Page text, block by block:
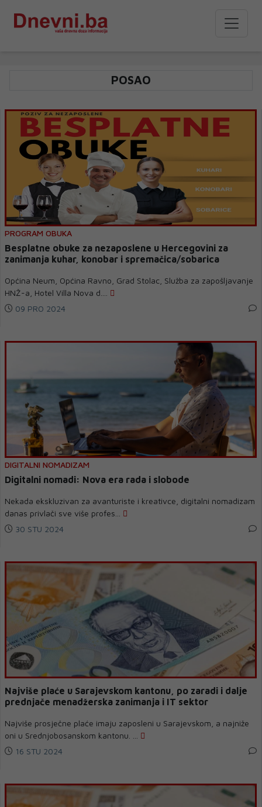
POSAO
PROGRAM OBUKA
Besplatne obuke za nezaposlene u Hercegovini za
zanimanja kuhar, konobar i spremačica/sobarica
Općina Neum, Općina Ravno, Grad Stolac, Služba za zapošljavanje
HNŽ-a, Hotel Villa Nova d....
09 PRO 2024
DIGITALNI NOMADIZAM
Digitalni nomadi: Nova era rada i slobode
Nekada ekskluzivan za avanturiste i kreativce, digitalni nomadizam
danas privlači sve više profes...
30 STU 2024
Najviše plaće u Sarajevskom kantonu, po zaradi i dalje
prednjače menadžerska zanimanja i IT sektor
Najviše prosječne plaće imaju zaposleni u Sarajevskom, a najniže
oni u Srednjobosanskom kantonu. ...
16 STU 2024